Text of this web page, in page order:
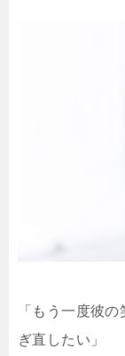
「もう一度彼
ぎ直したい」